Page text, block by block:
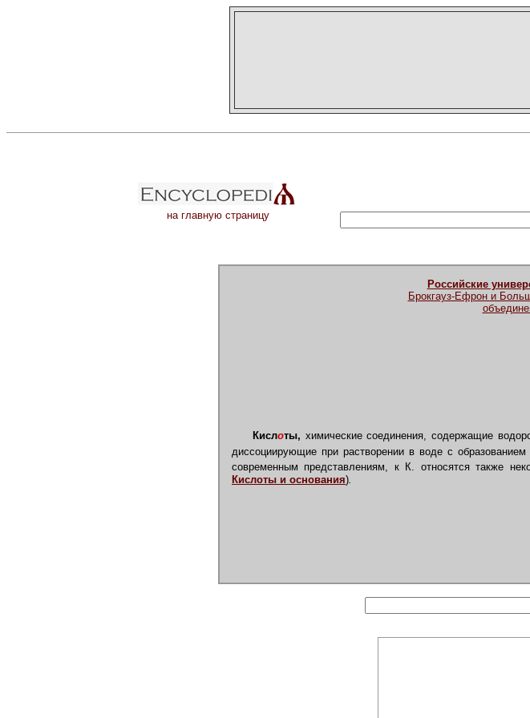
на главную страницу
Российские
Брокгауз-Ефрон и
Кислоты, химические соединения, содержащие
диссоциирующие при растворении в воде с образованием
современным представлениям, к К. относятся также
Кислоты и основания)